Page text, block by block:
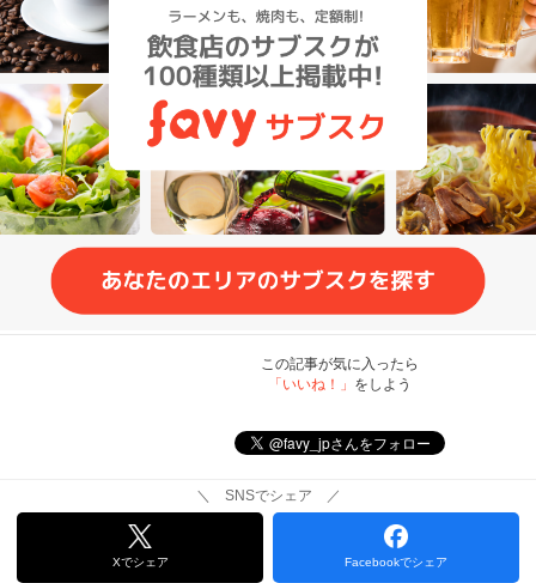
この記事が気に入ったら
「いいね！」 をしよう
＼ SNSでシェア ／
Xでシェア Facebookでシェア